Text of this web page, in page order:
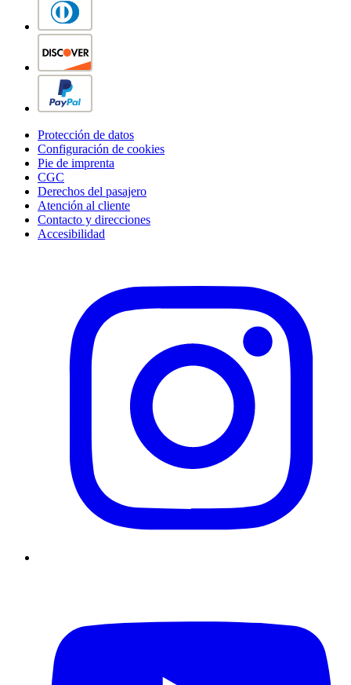
Protección de datos
Configuración de cookies
Pie de imprenta
CGC
Derechos del pasajero
Atención al cliente
Contacto y direcciones
Accesibilidad